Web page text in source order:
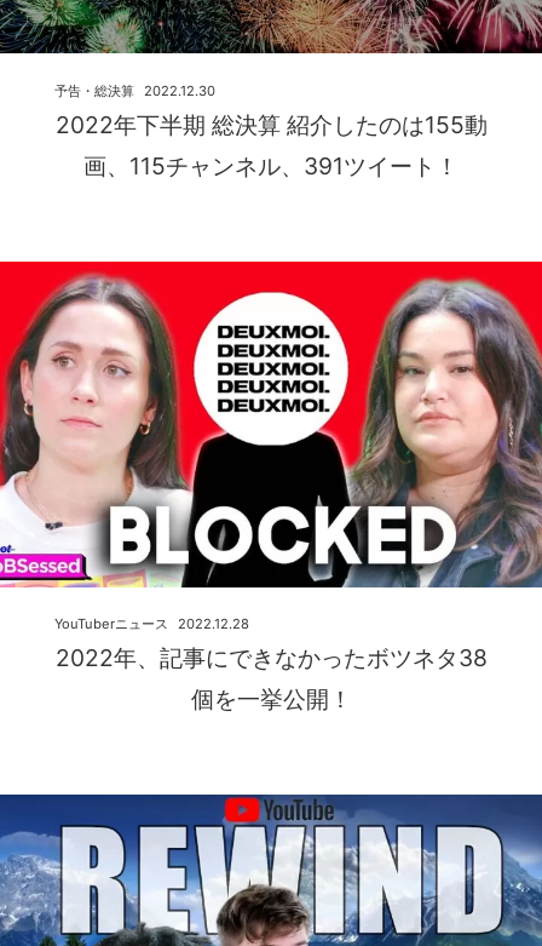
2022年下半期 総決算 紹介したのは155動
画、115チャンネル、391ツイート！
2022.12.30
予告・総決算
2022年、記事にできなかったボツネタ38
個を一挙公開！
2022.12.28
YouTuberニュース